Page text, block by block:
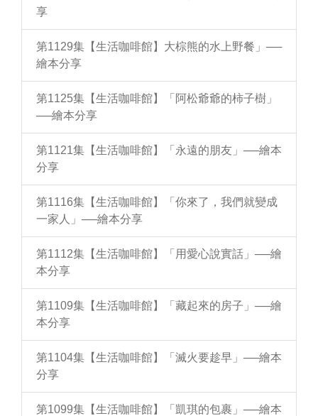
享
第1129集【生活咖啡館】大棕熊的水上野餐」──
繪本分享
第1125集【生活咖啡館】「阿松爺爺的柿子樹」
──繪本分享
第1121集【生活咖啡館】「永遠的朋友」──繪本
分享
第1116集【生活咖啡館】「你來了，我們就變成
一家人」──繪本分享
第1112集【生活咖啡館】「用愛心說實話」──繪
本分享
第1109集【生活咖啡館】「藏起來的房子」──繪
本分享
第1104集【生活咖啡館】「滅火要趁早」──繪本
分享
第1099集【生活咖啡館】「凱琪的包裹」──繪本